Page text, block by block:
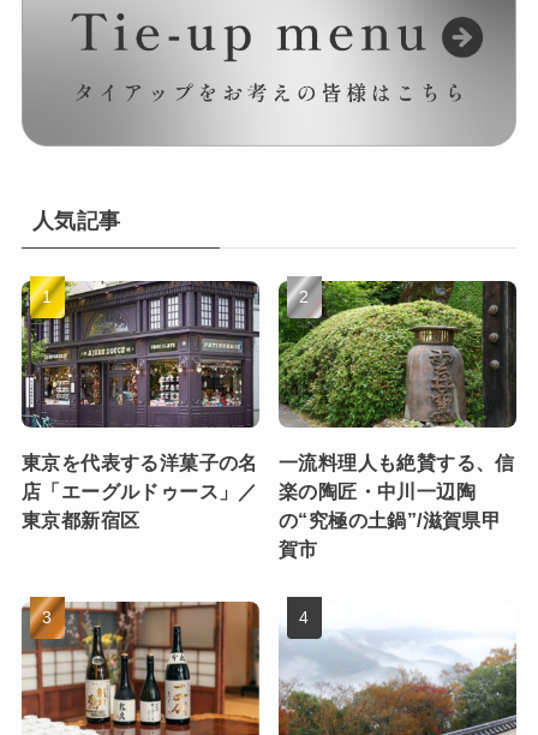
人気記事
東京を代表する洋菓子の名
店「エーグルドゥース」／
東京都新宿区
一流料理人も絶賛する、信
楽の陶匠・中川一辺陶
の“究極の土鍋”/滋賀県甲
賀市